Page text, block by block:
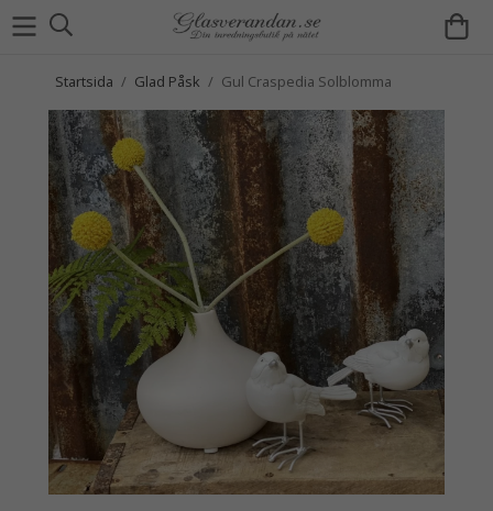
Startsida / Glad Påsk / Gul Craspedia Solblomma